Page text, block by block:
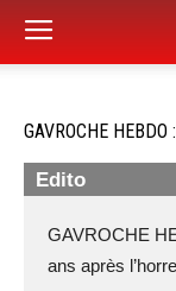
GAVROCHE
Edito
GAVROCHE
ans après